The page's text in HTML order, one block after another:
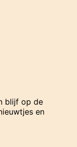
blijf op de
en